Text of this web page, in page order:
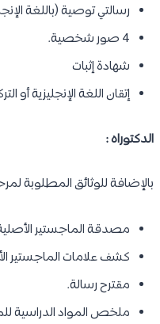
رسالتي توصية (باللغة
4 صور شخصية.
شهادة إثبات
إتقان اللغة الإنجليزية أو
الدكتوراه :
بالإضافة للوثائق المطلوبة
مصدقة الماجستير
كشف علامات الماجستير
مقترح رسالة.
ملخص المواد الدراسية